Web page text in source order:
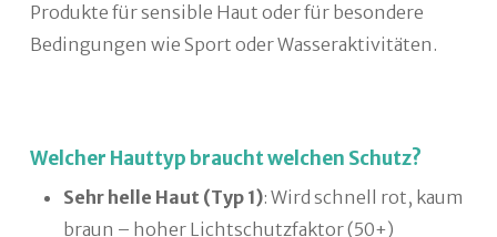
Produkte für sensible Haut oder für besondere
Bedingungen wie Sport oder Wasseraktivitäten.
Welcher Hauttyp braucht welchen Schutz?
Sehr helle Haut (Typ 1): Wird schnell rot, kaum
braun – hoher Lichtschutzfaktor (50+)